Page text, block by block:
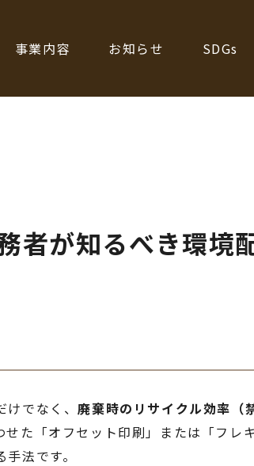
事業内容 お知らせ SDGs
者が知るべき環境
けでなく、廃棄時のリサイクル効率（
た「オフセット印刷」または「フレ
法です。